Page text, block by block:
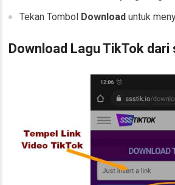
Tekan Tombol Download untuk
Download Lagu TikTok